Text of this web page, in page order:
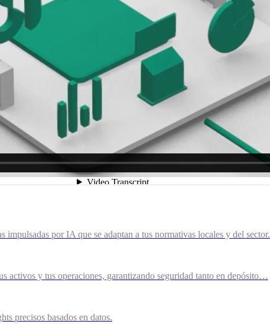
por IA que se adaptan a tus normativas locales y del sector.
activos y tus operaciones, garantizando seguridad tanto en depósito…
precisos basados en datos.